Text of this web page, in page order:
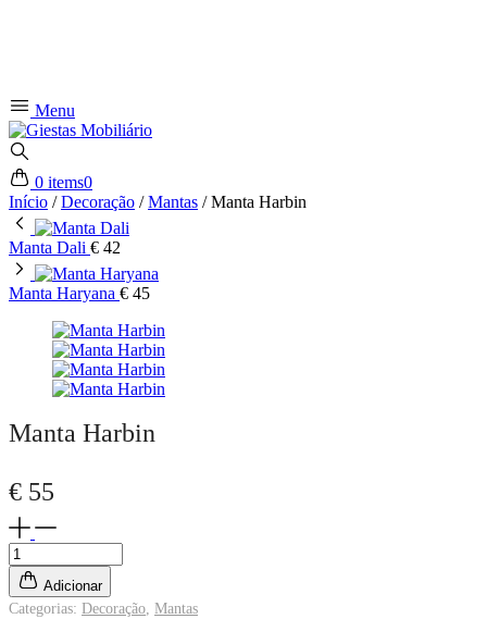
Menu
0 items0
Início /Decoração /Mantas /Manta Harbin
Manta Dali € 42
Manta Haryana € 45
Manta Harbin
€ 55
Manta
Harbin
quantidade
Adicionar
Categorias: Decoração, Mantas